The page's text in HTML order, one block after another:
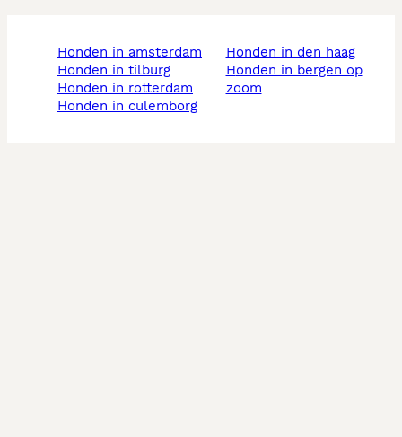
honden in amsterdam
honden in tilburg
honden in rotterdam
honden in culemborg
honden in den haag
honden in bergen op
zoom